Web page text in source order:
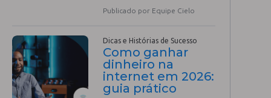
Publicado por Equipe Cielo
Dicas e Histórias de Sucesso
Como ganhar
dinheiro na
internet em 2026:
guia prático